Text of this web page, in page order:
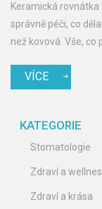
Keramická
správně péči, co
než kovová. Vše, co
VÍCE
KATEGORIE
Stomatologie
Zdraví a
Zdraví a krása